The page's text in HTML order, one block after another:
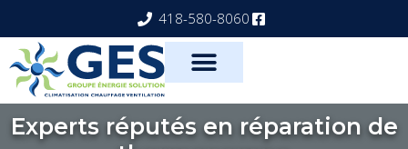
418-580-8060
Experts réputés en réparation de